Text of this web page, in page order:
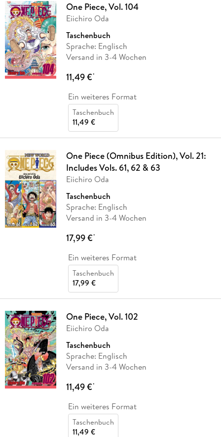
One Piece, Vol. 104
Eiichiro Oda
Taschenbuch
Sprache: Englisch
Versand in 3-4 Wochen
11,49 €*
Ein weiteres Format
Taschenbuch
11,49 €
One Piece (Omnibus Edition), Vol. 21:
Includes Vols. 61, 62 & 63
Eiichiro Oda
Taschenbuch
Sprache: Englisch
Versand in 3-4 Wochen
17,99 €*
Ein weiteres Format
Taschenbuch
17,99 €
One Piece, Vol. 102
Eiichiro Oda
Taschenbuch
Sprache: Englisch
Versand in 3-4 Wochen
11,49 €*
Ein weiteres Format
Taschenbuch
11,49 €